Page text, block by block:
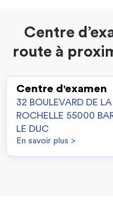
Centre
route à
Centre d'examen
32 BOULEVARD DE LA
ROCHELLE 55000
LE DUC
En savoir plus >